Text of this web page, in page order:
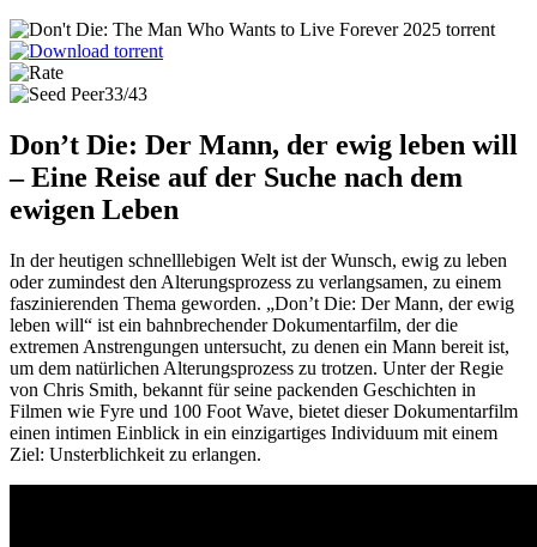
33/43
Don’t Die: Der Mann, der ewig leben will
– Eine Reise auf der Suche nach dem
ewigen Leben
In der heutigen schnelllebigen Welt ist der Wunsch, ewig zu leben
oder zumindest den Alterungsprozess zu verlangsamen, zu einem
faszinierenden Thema geworden. „Don’t Die: Der Mann, der ewig
leben will“ ist ein bahnbrechender Dokumentarfilm, der die
extremen Anstrengungen untersucht, zu denen ein Mann bereit ist,
um dem natürlichen Alterungsprozess zu trotzen. Unter der Regie
von Chris Smith, bekannt für seine packenden Geschichten in
Filmen wie Fyre und 100 Foot Wave, bietet dieser Dokumentarfilm
einen intimen Einblick in ein einzigartiges Individuum mit einem
Ziel: Unsterblichkeit zu erlangen.